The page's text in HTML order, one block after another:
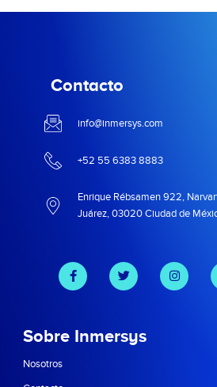
Contacto
info@inmersys.com
+52 55 6383 8883
Enrique Rébsamen 922,
Juárez, 03020 Ciudad de
Sobre Inmersys
Nosotros